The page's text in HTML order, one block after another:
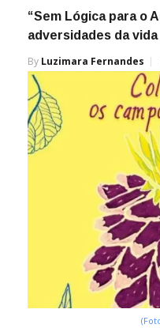
“Sem Lógica para o
adversidades da vida
By Luzimara Fernandes